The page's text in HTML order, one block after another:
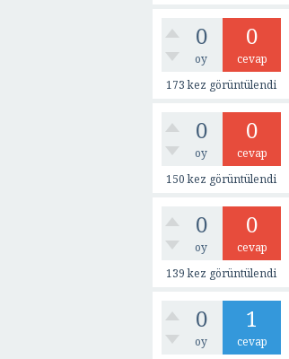
0
oy
0
cevap
173kez görüntülendi
0
oy
0
cevap
150kez görüntülendi
0
oy
0
cevap
139kez görüntülendi
0
oy
1
cevap